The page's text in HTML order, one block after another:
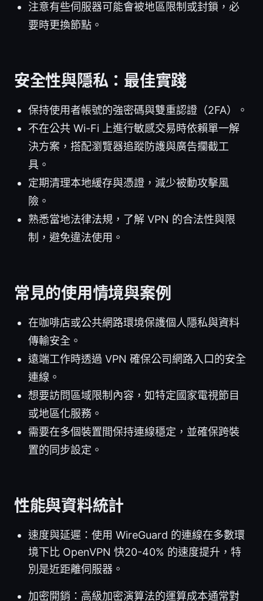
注意有些伺服器可能會被地區限制或封鎖，必
要時更換節點。
安全性與隱私：最佳實踐
保持使用者帳號的強密碼與雙重認證（2FA）。
不在公共 Wi-Fi 上進行敏感交易時依賴單一解
決方案，搭配瀏覽器追蹤防護與廣告攔截工
具。
定期清理本地緩存與憑證，減少被動攻擊風
險。
熟悉當地法律法規，了解 VPN 的合法性與限
制，避免違法使用。
常見的使用情境與案例
在咖啡店或公共網路環境保護個人隱私與資料
傳輸安全。
遠端工作時透過 VPN 確保公司網路入口的安全
連線。
想要訪問區域限制內容，如特定國家電視節目
或地區化服務。
需要在多個裝置間保持連線穩定，並確保跨裝
置的同步設定。
性能與資料統計
速度與延遲：使用 WireGuard 的連線在多數環
境下比 OpenVPN 快20-40% 的速度提升，特
別是近距離伺服器。
加密開銷：高級加密演算法的運算成本通常對